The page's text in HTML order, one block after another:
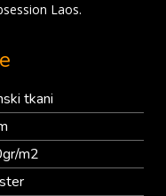
Laos.
tkani
m2